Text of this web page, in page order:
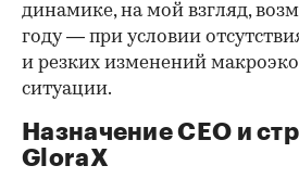
динамике, на мой взгляд,
году — при условии
и резких изменений
ситуации.
Назначение CEO и
GloraX